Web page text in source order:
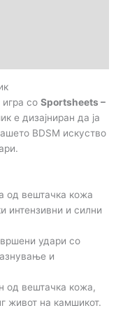
игра со Sportsheets –
е дизајниран да ја
BDSM искуство
од вештачка кожа
интензивни и силни
удари со
и
од вештачка кожа,
живот на камшикот.